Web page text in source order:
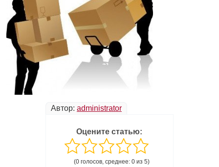
Автор: administrator
Оцените статью:
(0 голосов, среднее: 0 из 5)